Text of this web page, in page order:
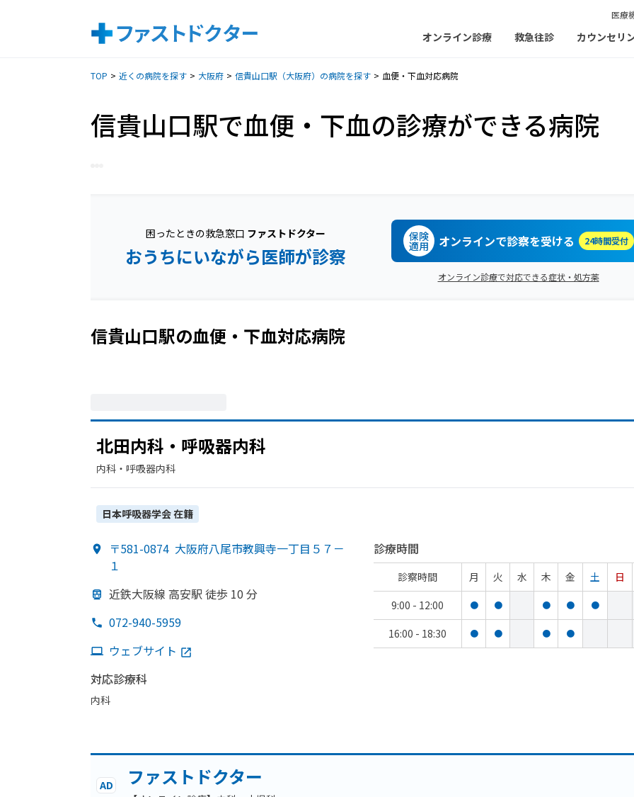
医療
オンライン診療 救急往診 カウンセリ
TOP 近くの病院を探す 大阪府 信貴山口駅（大阪府）の病院を探す 血便・下血対応病院
信貴山口駅で血便・下血の診療ができる病院
困ったときの救急窓口 ファストドクター
おうちにいながら医師が診察
保険
適用 オンラインで診察を受ける 24時間受付
オンライン診療で対応できる症状・処方薬
信貴山口駅の血便・下血対応病院
北田内科・呼吸器内科
内科・​呼吸器内科
日本呼吸器学会在籍
〒581-0874 大阪府八尾市教興寺一丁目５７－
１
近鉄大阪線 高安駅 徒歩 10 分
072-940-5959
ウェブサイト
対応診療科
内科
診療時間
診察時間 月 火 水 木 金 土
日
9:00 - 12:00
● ● ● ● ●
16:00 - 18:30 ● ● ● ●
AD ファストドクター